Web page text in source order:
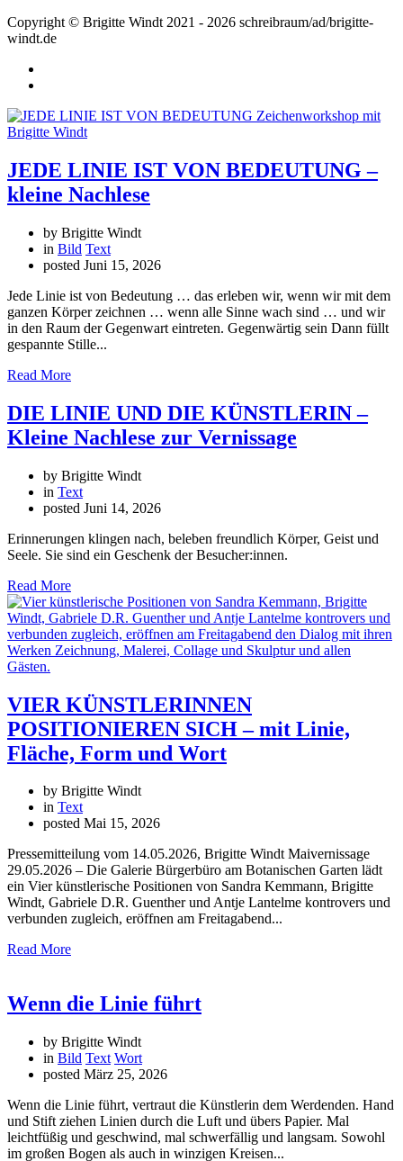
Copyright © Brigitte Windt 2021 - 2026 schreibraum/ad/brigitte-
windt.de
JEDE LINIE IST VON BEDEUTUNG –
kleine Nachlese
by Brigitte Windt
in Bild Text
posted Juni 15, 2026
Jede Linie ist von Bedeutung … das erleben wir, wenn wir mit dem
ganzen Körper zeichnen … wenn alle Sinne wach sind … und wir
in den Raum der Gegenwart eintreten. Gegenwärtig sein Dann füllt
gespannte Stille...
Read More
DIE LINIE UND DIE KÜNSTLERIN –
Kleine Nachlese zur Vernissage
by Brigitte Windt
in Text
posted Juni 14, 2026
Erinnerungen klingen nach, beleben freundlich Körper, Geist und
Seele. Sie sind ein Geschenk der Besucher:innen.
Read More
VIER KÜNSTLERINNEN
POSITIONIEREN SICH – mit Linie,
Fläche, Form und Wort
by Brigitte Windt
in Text
posted Mai 15, 2026
Pressemitteilung vom 14.05.2026, Brigitte Windt Maivernissage
29.05.2026 – Die Galerie Bürgerbüro am Botanischen Garten lädt
ein Vier künstlerische Positionen von Sandra Kemmann, Brigitte
Windt, Gabriele D.R. Guenther und Antje Lantelme kontrovers und
verbunden zugleich, eröffnen am Freitagabend...
Read More
Wenn die Linie führt
by Brigitte Windt
in Bild Text Wort
posted März 25, 2026
Wenn die Linie führt, vertraut die Künstlerin dem Werdenden. Hand
und Stift ziehen Linien durch die Luft und übers Papier. Mal
leichtfüßig und geschwind, mal schwerfällig und langsam. Sowohl
im großen Bogen als auch in winzigen Kreisen...